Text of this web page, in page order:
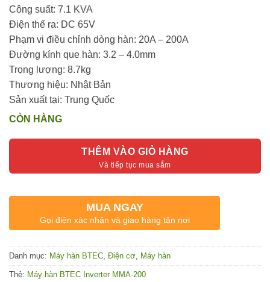
Công suất: 7.1 KVA
Điện thế ra: DC 65V
Phạm vi điều chỉnh dòng hàn: 20A – 200A
Đường kính que hàn: 3.2 – 4.0mm
Trọng lượng: 8.7kg
Thương hiệu: Nhật Bản
Sản xuất tại: Trung Quốc
CÒN HÀNG
THÊM VÀO GIỎ HÀNG
MUA NGAY
Gọi điện xác nhận và giao hàng tận nơi
Danh mục: Máy hàn BTEC, Điện cơ, Máy hàn
Thẻ: Máy hàn BTEC Inverter MMA-200